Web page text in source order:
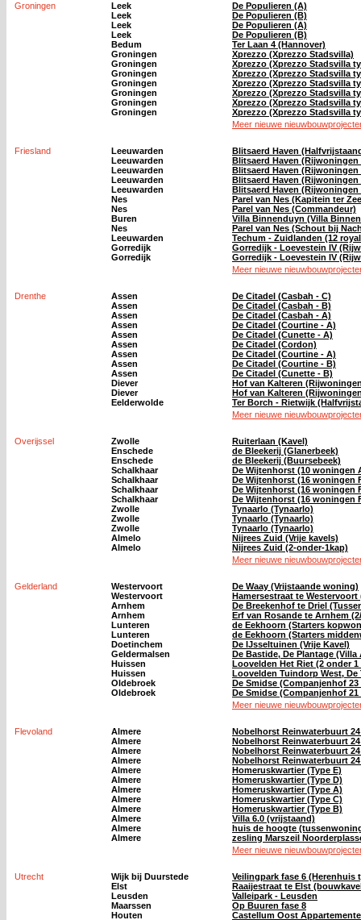
Groningen Leek
De Populieren (A)
Leek
De Populieren (B)
Leek
De Populieren (A)
Leek
De Populieren (B)
Bedum
Ter Laan 4 (Hannover)
Groningen
Xprezzo (Xprezzo Stadsvilla)
Groningen
Xprezzo (Xprezzo Stadsvilla
Groningen
Xprezzo (Xprezzo Stadsvilla
Groningen
Xprezzo (Xprezzo Stadsvilla
Groningen
Xprezzo (Xprezzo Stadsvilla
Groningen
Xprezzo (Xprezzo Stadsvilla
Groningen
Xprezzo (Xprezzo Stadsvilla
Meer nieuwe
Friesland Leeuwarden
Blitsaerd Haven
Leeuwarden
Blitsaerd Haven (Rijwoningen
Leeuwarden
Blitsaerd Haven (Rijwoningen
Leeuwarden
Blitsaerd Haven (Rijwoningen
Leeuwarden
Blitsaerd Haven (Rijwoningen
Nes
Parel van Nes (Kapitein ter
Nes
Parel van Nes (Commandeur)
Buren
Villa Binnenduyn (Villa
Nes
Parel van Nes (Schout bij
Leeuwarden
Techum - Zuidlanden (12
Gorredijk
Gorredijk - Loevestein IV
Gorredijk
Gorredijk - Loevestein IV
Meer nieuwe
Drenthe Assen
De Citadel (Casbah - C)
Assen
De Citadel (Casbah - B)
Assen
De Citadel (Casbah - A)
Assen
De Citadel (Courtine - A)
Assen
De Citadel (Cunette - A)
Assen
De Citadel (Cordon)
Assen
De Citadel (Courtine - A)
Assen
De Citadel (Courtine - B)
Assen
De Citadel (Cunette - B)
Diever
Hof van Kalteren
Diever
Hof van Kalteren
Eelderwolde
Ter Borch - Rietwijk
Meer nieuwe
Overijssel Zwolle
Ruiterlaan (Kavel)
Enschede
de Bleekerij (Glanerbeek)
Enschede
de Bleekerij (Buursebeek)
Schalkhaar
De Wijtenhorst (10 woningen
Schalkhaar
De Wijtenhorst (16 woningen
Schalkhaar
De Wijtenhorst (16 woningen
Schalkhaar
De Wijtenhorst (16 woningen
Zwolle
Tynaarlo (Tynaarlo)
Zwolle
Tynaarlo (Tynaarlo)
Zwolle
Tynaarlo (Tynaarlo)
Almelo
Nijrees Zuid (Vrije kavels)
Almelo
Nijrees Zuid (2-onder-1kap)
Meer nieuwe
Gelderland Westervoort
De Waay (Vrijstaande woning)
Westervoort
Hamersestraat te
Arnhem
De Breekenhof te Driel
Arnhem
Erf van Rosande te Arnhem
Lunteren
de Eekhoorn (Starters
Lunteren
de Eekhoorn (Starters
Doetinchem
De IJsseltuinen (Vrije Kavel)
Geldermalsen
De Bastide, De Plantage (Villa
Huissen
Loovelden Het Riet (2 onder
Huissen
Loovelden Tuindorp West,
Oldebroek
De Smidse (Companjenhof
Oldebroek
De Smidse (Companjenhof
Meer nieuwe
Flevoland Almere
Nobelhorst Reinwaterbuurt
Almere
Nobelhorst Reinwaterbuurt
Almere
Nobelhorst Reinwaterbuurt
Almere
Nobelhorst Reinwaterbuurt
Almere
Homeruskwartier (Type E)
Almere
Homeruskwartier (Type D)
Almere
Homeruskwartier (Type A)
Almere
Homeruskwartier (Type C)
Almere
Homeruskwartier (Type B)
Almere
Villa 6.0 (vrijstaand)
Almere
huis de hoogte
Almere
zesling Marszeil
Meer nieuwe
Utrecht Wijk bij Duurstede
Veilingpark fase 6 (Herenhuis
Elst
Raaijestraat te Elst
Leusden
Valleipark - Leusden
Maarssen
Op Buuren fase 8
Houten
Castellum Oost